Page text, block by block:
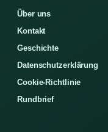
Über uns
Kontakt
Geschichte
Datenschutzerklärung
Cookie-Richtlinie
Rundbrief